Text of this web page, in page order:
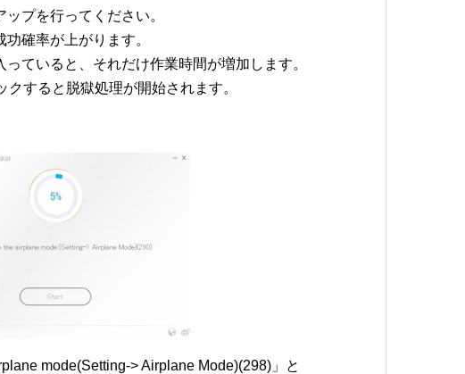
プを行ってください。
確率が上がります。
ていると、それだけ作業時間が増加します。
すると脱獄処理が開始されます。
mode(Setting-> Airplane Mode)(298)」と